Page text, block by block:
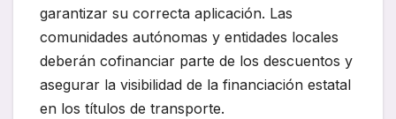
garantizar su correcta aplicación. Las
comunidades autónomas y entidades locales
deberán cofinanciar parte de los descuentos y
asegurar la visibilidad de la financiación estatal
en los títulos de transporte.